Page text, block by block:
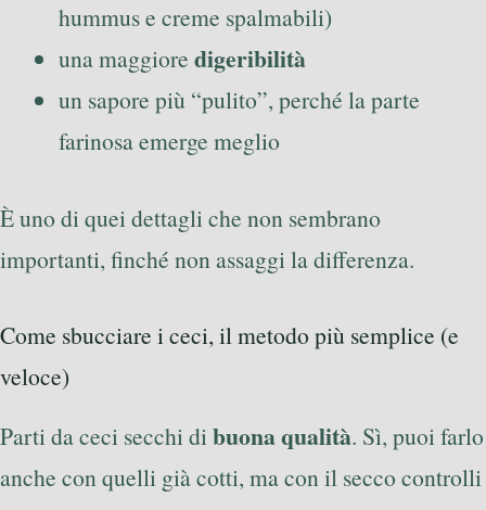
hummus e creme spalmabili)
una maggiore digeribilità
un sapore più “pulito”, perché la parte
farinosa emerge meglio
È uno di quei dettagli che non sembrano
importanti, finché non assaggi la differenza.
Come sbucciare i ceci, il metodo più semplice (e
veloce)
Parti da ceci secchi di buona qualità. Sì, puoi farlo
anche con quelli già cotti, ma con il secco controlli